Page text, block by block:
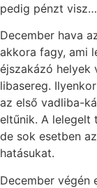
pedig pénzt visz…
December hava
akkora fagy, ami
éjszakázó helyek
libasereg.
az első vadliba-
eltűnik. A lelegelt
de sok esetben
hatásukat.
December végén